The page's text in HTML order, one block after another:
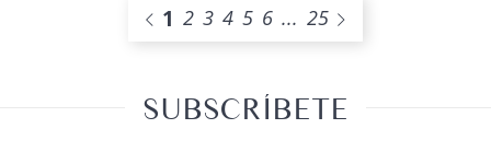
1 2 3 4 5 6 ... 25
SUBSCRÍBETE